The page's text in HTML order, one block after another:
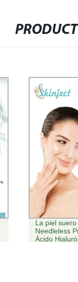
La piel
Needleless
Ácido